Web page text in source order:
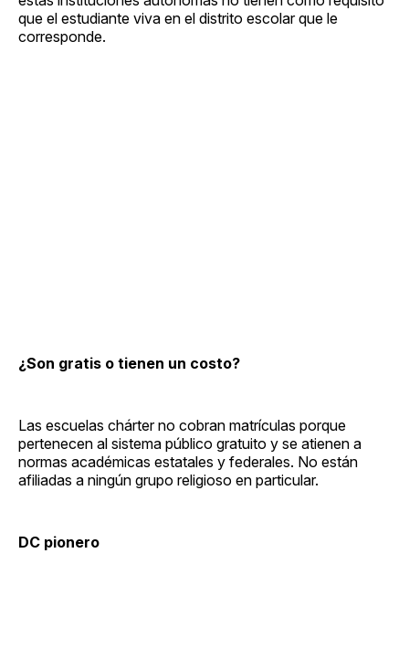
que el estudiante viva en el distrito escolar que le
corresponde.
¿Son gratis o tienen un costo?
Las escuelas chárter no cobran matrículas porque
pertenecen al sistema público gratuito y se atienen a
normas académicas estatales y federales. No están
afiliadas a ningún grupo religioso en particular.
DC pionero